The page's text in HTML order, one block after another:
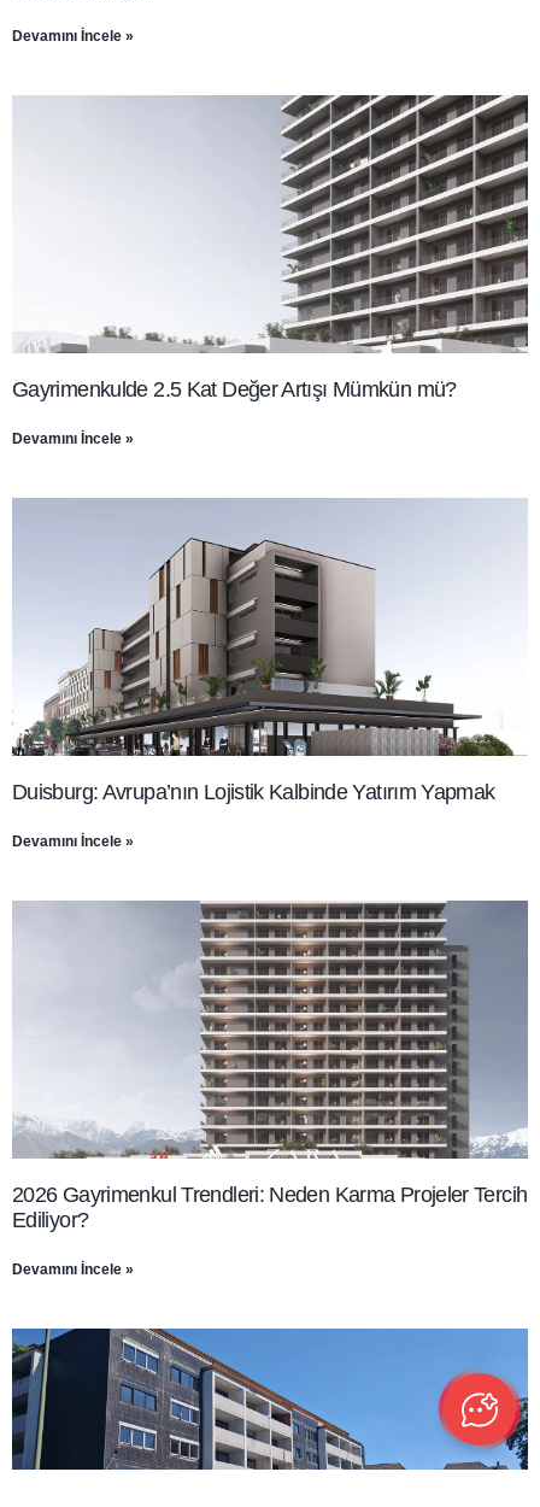
Devamını İncele »
Gayrimenkulde 2.5 Kat Değer Artışı Mümkün mü?
Devamını İncele »
Duisburg: Avrupa’nın Lojistik Kalbinde Yatırım Yapmak
Devamını İncele »
2026 Gayrimenkul Trendleri: Neden Karma Projeler Tercih
Ediliyor?
Devamını İncele »